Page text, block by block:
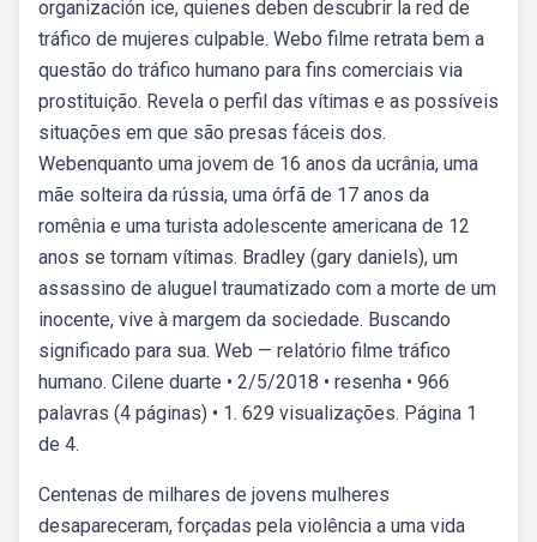
organización ice, quienes deben descubrir la red de
tráfico de mujeres culpable. Webo filme retrata bem a
questão do tráfico humano para fins comerciais via
prostituição. Revela o perfil das vítimas e as possíveis
situações em que são presas fáceis dos.
Webenquanto uma jovem de 16 anos da ucrânia, uma
mãe solteira da rússia, uma órfã de 17 anos da
romênia e uma turista adolescente americana de 12
anos se tornam vítimas. Bradley (gary daniels), um
assassino de aluguel traumatizado com a morte de um
inocente, vive à margem da sociedade. Buscando
significado para sua. Web — relatório filme tráfico
humano. Cilene duarte • 2/5/2018 • resenha • 966
palavras (4 páginas) • 1. 629 visualizações. Página 1
de 4.
Centenas de milhares de jovens mulheres
desapareceram, forçadas pela violência a uma vida